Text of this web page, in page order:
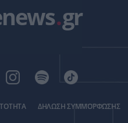
.gr
ΔΗΛΩΣΗ ΣΥΜΜΟΡΦΩΣΗΣ